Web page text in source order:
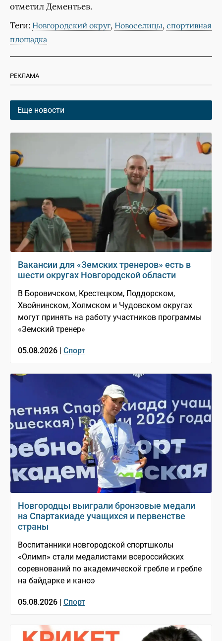
отметил Дементьев.
Теги: Новгородский округ, Новоселицы, спортивная
площадка
РЕКЛАМА
Еще новости
Вакансии для «Земских тренеров» есть в
шести округах Новгородской области
В Боровичском, Крестецком, Поддорском,
Хвойнинском, Холмском и Чудовском округах
могут принять на работу участников программы
«Земский тренер»
05.08.2026 | Спорт
Новгородцы выиграли бронзовые медали
на Спартакиаде учащихся и первенстве
страны
Воспитанники новгородской спортшколы
«Олимп» стали медалистами всероссийских
соревнований по академической гребле и гребле
на байдарке и каноэ
05.08.2026 | Спорт